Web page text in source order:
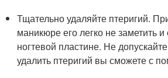
Тщательно удаляйте птеригий.
маникюре его легко не заметить и
ногтевой пластине. Не
удалить птеригий вы сможете с